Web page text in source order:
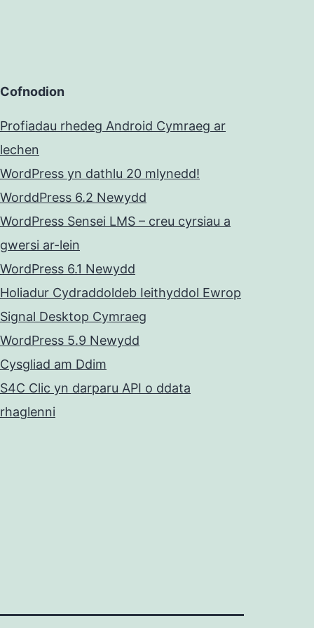
Cofnodion
Profiadau rhedeg Android Cymraeg ar
lechen
WordPress yn dathlu 20 mlynedd!
WorddPress 6.2 Newydd
WordPress Sensei LMS – creu cyrsiau a
gwersi ar-lein
WordPress 6.1 Newydd
Holiadur Cydraddoldeb Ieithyddol Ewrop
Signal Desktop Cymraeg
WordPress 5.9 Newydd
Cysgliad am Ddim
S4C Clic yn darparu API o ddata
rhaglenni